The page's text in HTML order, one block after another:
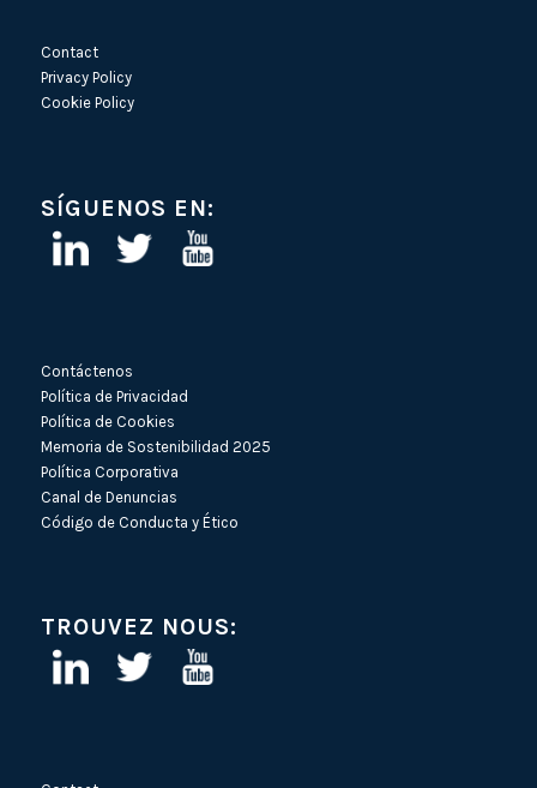
Contact
Privacy Policy
Cookie Policy
SÍGUENOS EN:
Contáctenos
Política de Privacidad
Política de Cookies
Memoria de Sostenibilidad 2025
Política Corporativa
Canal de Denuncias
Código de Conducta y Ético
TROUVEZ NOUS: